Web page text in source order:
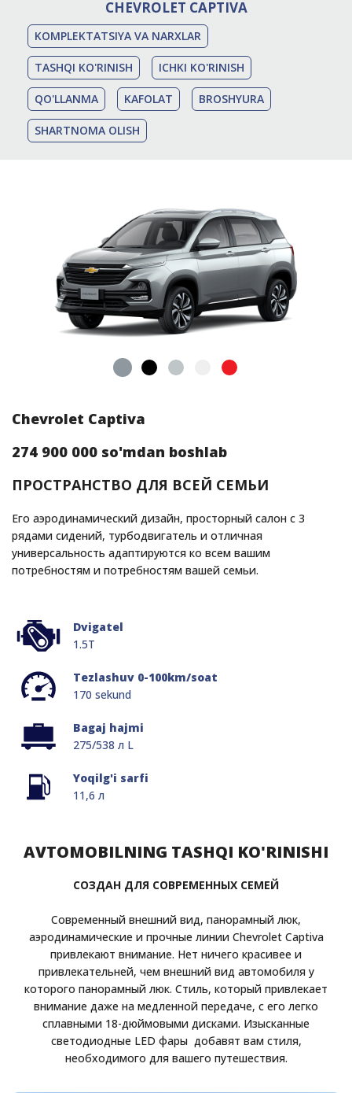
CHEVROLET CAPTIVA
KOMPLEKTATSIYA VA NARXLAR
TASHQI KO'RINISH ICHKI KO'RINISH
QO'LLANMA KAFOLAT BROSHYURA
SHARTNOMA OLISH
Chevrolet Captiva
274 900 000 so'mdan boshlab
ПРОСТРАНСТВО ДЛЯ ВСЕЙ СЕМЬИ
Его аэродинамический дизайн, просторный салон с 3
рядами сидений, турбодвигатель и отличная
универсальность адаптируются ко всем вашим
потребностям и потребностям вашей семьи.
Dvigatel
1.5T
Tezlashuv 0-100km/soat
170 sekund
Bagaj hajmi
275/538 л L
Yoqilg'i sarfi
11,6 л
AVTOMOBILNING TASHQI KO'RINISHI
СОЗДАН ДЛЯ СОВРЕМЕННЫХ СЕМЕЙ
Современный внешний вид, панорамный люк,
аэродинамические и прочные линии Chevrolet Captiva
привлекают внимание. Нет ничего красивее и
привлекательней, чем внешний вид автомобиля у
которого панорамный люк. Стиль, который привлекает
внимание даже на медленной передаче, с его легко
сплавными 18-дюймовыми дисками. Изысканные
светодиодные LED фары добавят вам стиля,
необходимого для вашего путешествия.